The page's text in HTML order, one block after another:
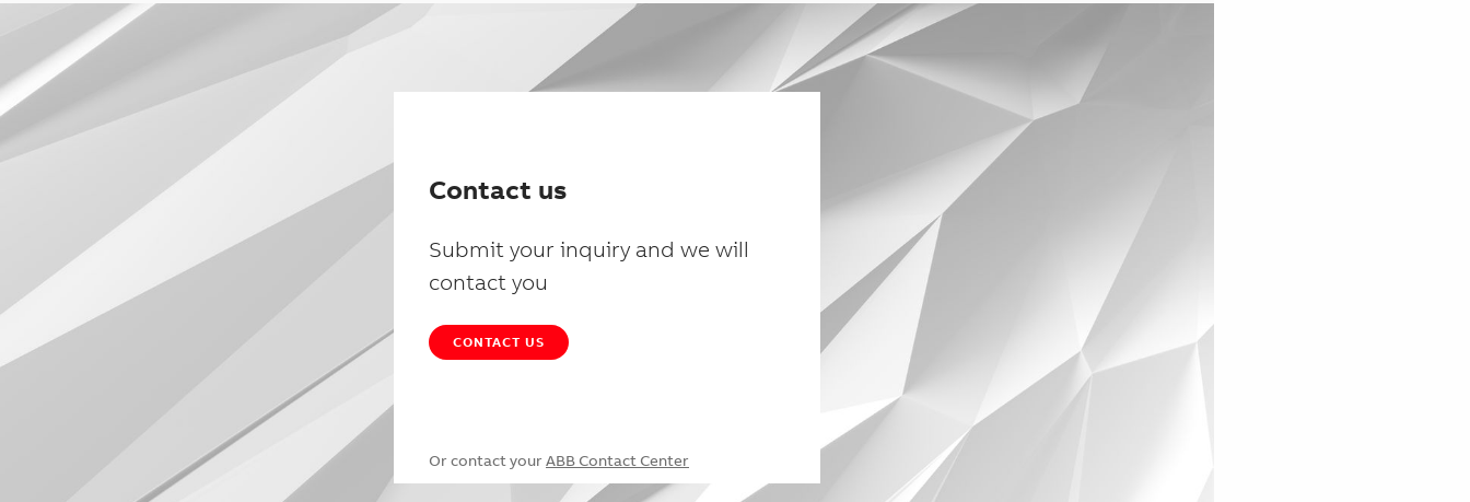
Contact us
Submit your inquiry and we will
contact you
CONTACT US
Or contact your ABB Contact Center